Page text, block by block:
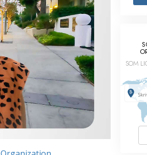
Barn
Verktyg för
Etik och tillstånden
Orsaken till
Undersökningar
Organiseringens
Grunderna i public
SOM